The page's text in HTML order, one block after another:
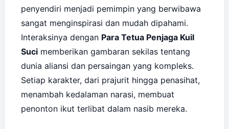
penyendiri menjadi pemimpin yang berwibawa
sangat menginspirasi dan mudah dipahami.
Interaksinya dengan Para Tetua Penjaga Kuil
Suci memberikan gambaran sekilas tentang
dunia aliansi dan persaingan yang kompleks.
Setiap karakter, dari prajurit hingga penasihat,
menambah kedalaman narasi, membuat
penonton ikut terlibat dalam nasib mereka.